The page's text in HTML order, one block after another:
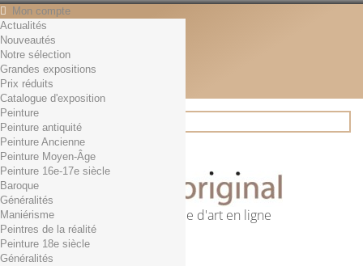
Mon compte
Contact
Français
English
Français
Actualités
Rechercher
Première librairie d'art en ligne
Panier (vide)
Aucun produit
Actualités
Nouveautés
Notre sélection
Grandes expositions
Prix réduits
Catalogue d'exposition
Peinture
Peinture antiquité
Peinture Ancienne
Peinture Moyen-Âge
Peinture 16e-17e siècle
Baroque
Généralités
Maniérisme
Peintres de la réalité
Peinture 18e siècle
Généralités